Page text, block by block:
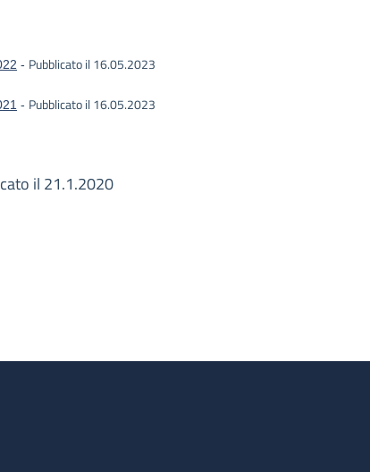
- Pubblicato il 16.05.2023
- Pubblicato il 16.05.2023
il 21.1.2020